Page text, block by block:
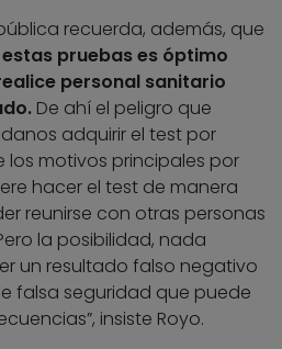
recuerda, además, que
pruebas es óptimo
personal sanitario
De ahí el peligro que
adquirir el test por
los motivos principales por
hacer el test de manera
reunirse con otras personas
la posibilidad, nada
un resultado falso negativo
falsa seguridad que puede
insiste Royo.